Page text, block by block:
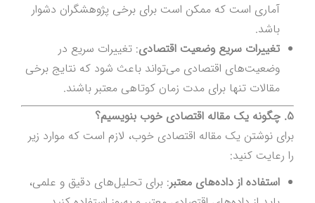
آماری است که ممکن است برای برخی پژوهشگران دشوار
باشد.
تغییرات سریع وضعیت اقتصادی: تغییرات سریع در
وضعیت‌های اقتصادی می‌تواند باعث شود که نتایج برخی
مقالات تنها برای مدت زمان کوتاهی معتبر باشند.
5. چگونه یک مقاله اقتصادی خوب بنویسیم؟
برای نوشتن یک مقاله اقتصادی خوب، لازم است که موارد زیر
را رعایت کنید:
استفاده از داده‌های معتبر: برای تحلیل‌های دقیق و علمی،